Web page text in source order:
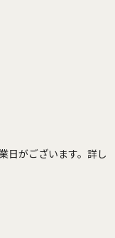
日がございます。詳し